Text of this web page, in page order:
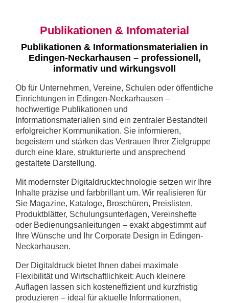
Publikationen & Infomaterial
Publikationen & Informationsmaterialien in
Edingen-Neckarhausen – professionell,
informativ und wirkungsvoll
Ob für Unternehmen, Vereine, Schulen oder öffentliche
Einrichtungen in Edingen-Neckarhausen –
hochwertige Publikationen und
Informationsmaterialien sind ein zentraler Bestandteil
erfolgreicher Kommunikation. Sie informieren,
begeistern und stärken das Vertrauen Ihrer Zielgruppe
durch eine klare, strukturierte und ansprechend
gestaltete Darstellung.
Mit modernster Digitaldrucktechnologie setzen wir Ihre
Inhalte präzise und farbbrillant um. Wir realisieren für
Sie Magazine, Kataloge, Broschüren, Preislisten,
Produktblätter, Schulungsunterlagen, Vereinshefte
oder Bedienungsanleitungen – exakt abgestimmt auf
Ihre Wünsche und Ihr Corporate Design in Edingen-
Neckarhausen.
Der Digitaldruck bietet Ihnen dabei maximale
Flexibilität und Wirtschaftlichkeit: Auch kleinere
Auflagen lassen sich kosteneffizient und kurzfristig
produzieren – ideal für aktuelle Informationen,